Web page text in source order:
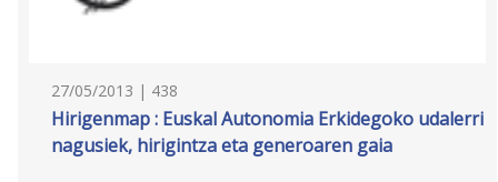
27/05/2013 | 438
Hirigenmap : Euskal Autonomia Erkidegoko udalerri
nagusiek, hirigintza eta generoaren gaia